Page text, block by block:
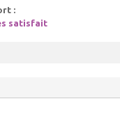
:
satisfait